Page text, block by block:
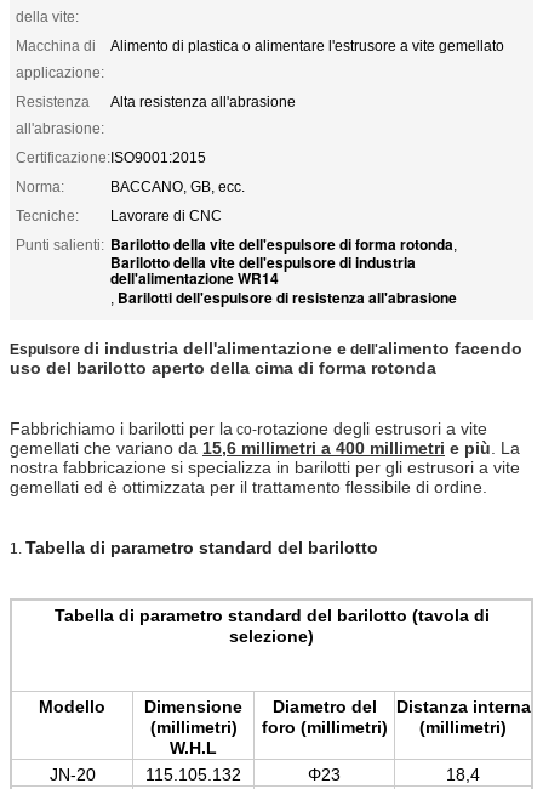
della vite:
Macchina di
applicazione:
Alimento di plastica o alimentare l'estrusore a vite gemellato
Resistenza
all'abrasione:
Alta resistenza all'abrasione
Certificazione:ISO9001:2015
Norma:
BACCANO, GB, ecc.
Tecniche:
Lavorare di CNC
Punti salienti: Barilotto della vite dell'espulsore di forma rotonda,
Barilotto della vite dell'espulsore di industria
dell'alimentazione WR14
, Barilotti dell'espulsore di resistenza all'abrasione
Espulsore di industria dell'alimentazione e dell'alimento facendo
uso del barilotto aperto della cima di forma rotonda
Fabbrichiamo i barilotti per la co-rotazione degli estrusori a vite
gemellati che variano da 15,6 millimetri a 400 millimetri e più . La
nostra fabbricazione si specializza in barilotti per gli estrusori a vite
gemellati ed è ottimizzata per il trattamento flessibile di ordine.
1. Tabella di parametro standard del barilotto
Tabella di parametro standard del barilotto (tavola di
selezione)
Modello
Dimensione
(millimetri)
W.H.L
Diametro del
foro (millimetri)
Distanza interna
(millimetri)
JN-20 115.105.132 Φ23
18,4